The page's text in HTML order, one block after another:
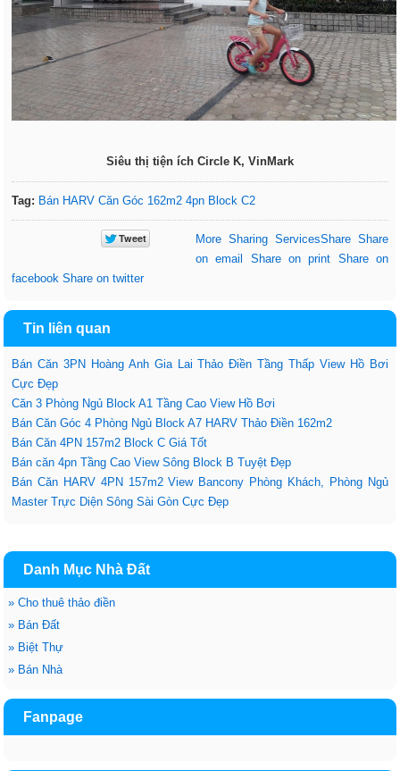
Siêu thị tiện ích Circle K, VinMark
Tag: Bán HARV Căn Góc 162m2 4pn Block C2
More Sharing ServicesShare Share
on email
Share on print Share on
facebook Share on twitter
Tin liên quan
Bán Căn 3PN Hoàng Anh Gia Lai Thảo Điền Tầng Thấp View Hồ Bơi
Cực Đẹp
Căn 3 Phòng Ngủ Block A1 Tầng Cao View Hồ Bơi
Bán Căn Góc 4 Phòng Ngủ Block A7 HARV Thảo Điền 162m2
Bán Căn 4PN 157m2 Block C Giá Tốt
Bán căn 4pn Tầng Cao View Sông Block B Tuyệt Đẹp
Bán Căn HARV 4PN 157m2 View Bancony Phòng Khách, Phòng Ngủ
Master Trực Diện Sông Sài Gòn Cực Đẹp
Danh Mục Nhà Đất
» Cho thuê thảo điền
» Bán Đất
» Biệt Thự
» Bán Nhà
Fanpage